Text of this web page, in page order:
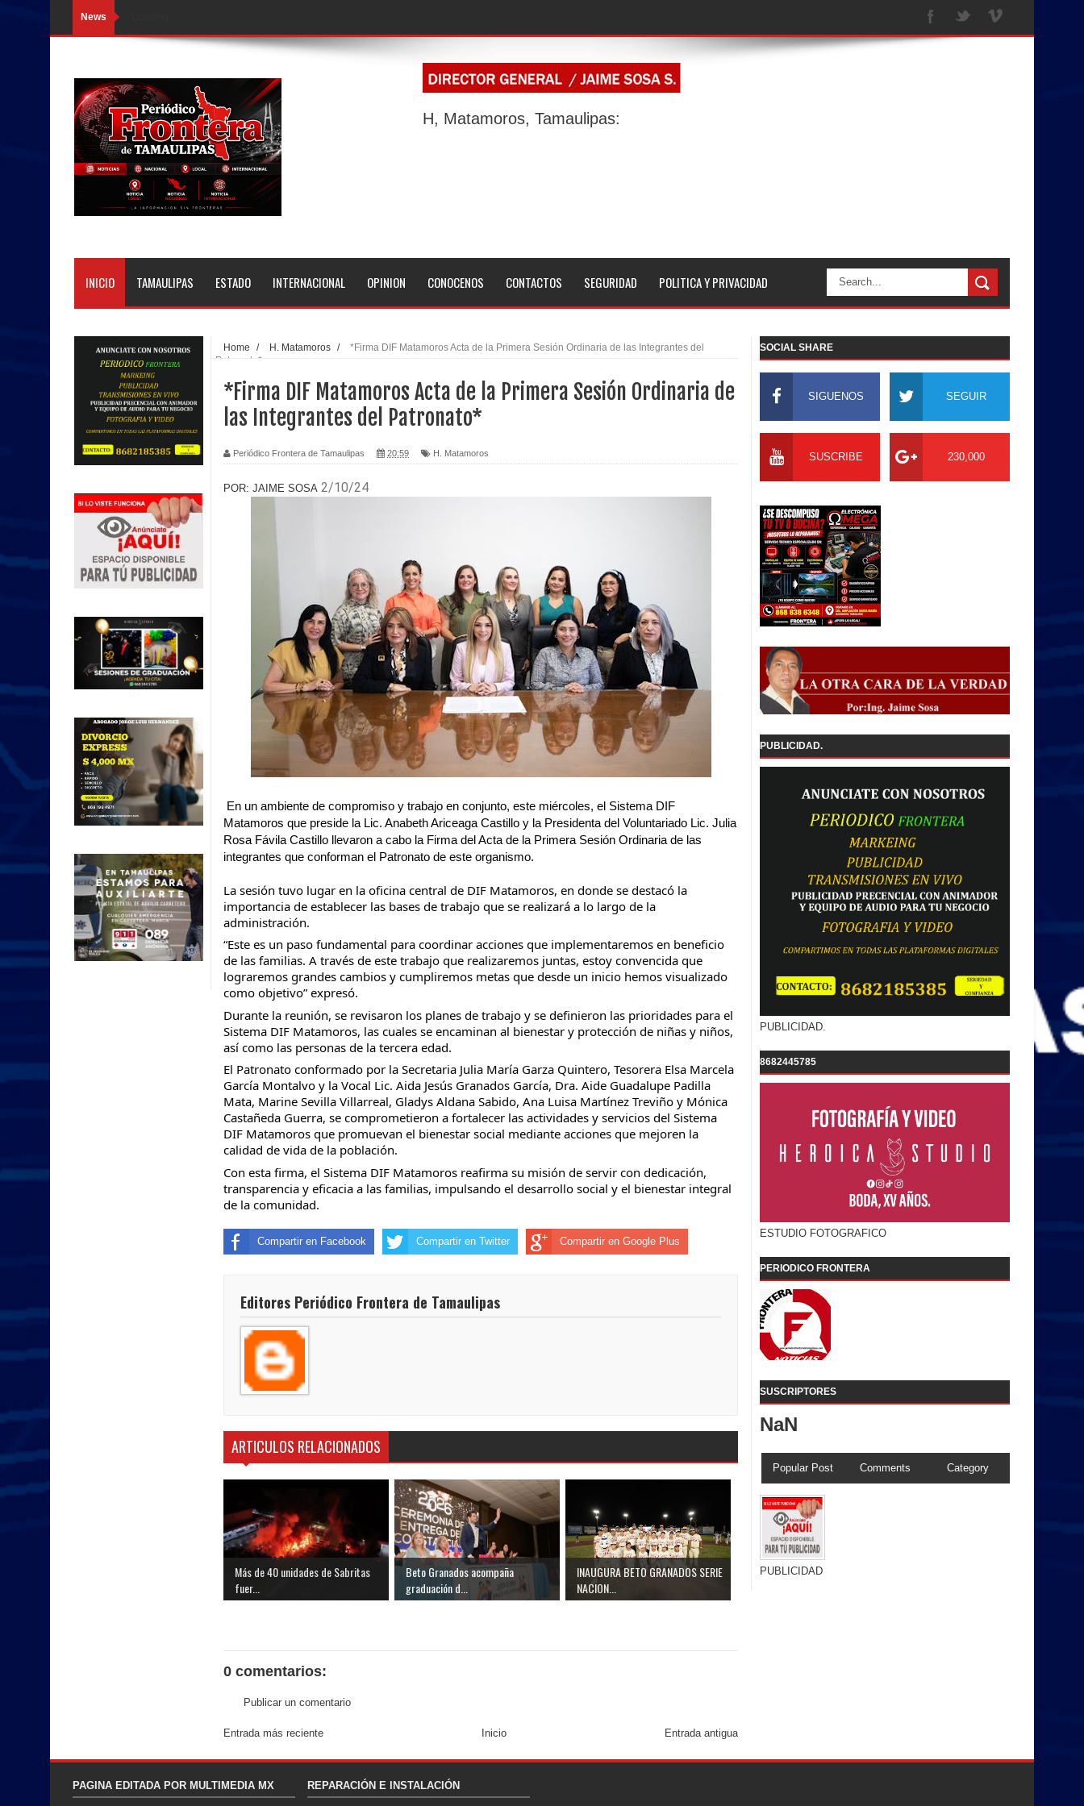
News
H, Matamoros, Tamaulipas:
INICIO TAMAULIPAS ESTADO INTERNACIONAL OPINION CONOCENOS CONTACTOS SEGURIDAD POLITICA Y PRIVACIDAD
Home / H. Matamoros /
*Firma DIF Matamoros Acta de la Primera Sesión Ordinaria de las Integrantes del
Patronato*
*Firma DIF Matamoros Acta de la Primera Sesión Ordinaria de
las Integrantes del Patronato*
Periódico Frontera de Tamaulipas 20:59 H. Matamoros
POR: JAIME SOSA 2/10/24
En un ambiente de compromiso y trabajo en conjunto, este miércoles, el Sistema DIF
Matamoros que preside la Lic. Anabeth Ariceaga Castillo y la Presidenta del Voluntariado Lic. Julia
Rosa Fávila Castillo llevaron a cabo la Firma del Acta de la Primera Sesión Ordinaria de las
integrantes que conforman el Patronato de este organismo.
La sesión tuvo lugar en la oficina central de DIF Matamoros, en donde se destacó la
importancia de establecer las bases de trabajo que se realizará a lo largo de la
administración.
“Este es un paso fundamental para coordinar acciones que implementaremos en beneficio
de las familias. A través de este trabajo que realizaremos juntas, estoy convencida que
lograremos grandes cambios y cumpliremos metas que desde un inicio hemos visualizado
como objetivo” expresó.
Durante la reunión, se revisaron los planes de trabajo y se definieron las prioridades para el
Sistema DIF Matamoros, las cuales se encaminan al bienestar y protección de niñas y niños,
así como las personas de la tercera edad.
El Patronato conformado por la Secretaria Julia María Garza Quintero, Tesorera Elsa Marcela
García Montalvo y la Vocal Lic. Aida Jesús Granados García, Dra. Aide Guadalupe Padilla
Mata, Marine Sevilla Villarreal, Gladys Aldana Sabido, Ana Luisa Martínez Treviño y Mónica
Castañeda Guerra, se comprometieron a fortalecer las actividades y servicios del Sistema
DIF Matamoros que promuevan el bienestar social mediante acciones que mejoren la
calidad de vida de la población.
Con esta firma, el Sistema DIF Matamoros reafirma su misión de servir con dedicación,
transparencia y eficacia a las familias, impulsando el desarrollo social y el bienestar integral
de la comunidad.
Compartir en Facebook Compartir en Twitter Compartir en Google Plus
Editores Periódico Frontera de Tamaulipas
ARTICULOS RELACIONADOS
Más de 40 unidades de Sabritas
fuer...
Beto Granados acompaña
graduación d...
INAUGURA BETO GRANADOS SERIE
NACION...
0 comentarios:
Publicar un comentario
Entrada más reciente Entrada antigua
Inicio
SOCIAL SHARE
SIGUENOS SEGUIR
SUSCRIBE 230,000
PUBLICIDAD.
PUBLICIDAD.
8682445785
ESTUDIO FOTOGRAFICO
PERIODICO FRONTERA
SUSCRIPTORES
NaN
Popular Post Comments Category
PUBLICIDAD
PAGINA EDITADA POR MULTIMEDIA MX REPARACIÓN E INSTALACIÓN